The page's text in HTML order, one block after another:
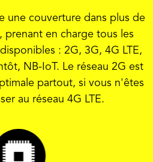
une couverture dans plus de
prenant en charge tous les
: 2G, 3G, 4G LTE,
NB-IoT. Le réseau 2G est
partout, si vous n'êtes
au réseau 4G LTE.